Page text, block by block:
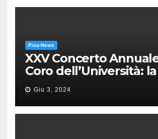
Pisa-News
XXV Concerto
Coro dell’Università: la
“Messa in gloria” di
Puccini
Giu 3, 2024